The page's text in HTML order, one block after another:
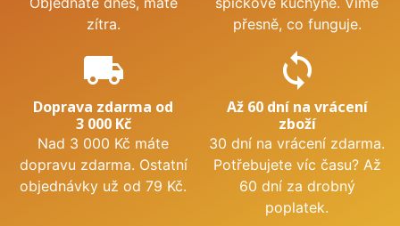
zítra.
přesně, co funguje.
local_shipping
Doprava zdarma od
3 000 Kč
Nad 3 000 Kč máte
dopravu zdarma. Ostatní
objednávky už od 79 Kč.
sync
Až 60 dní na vrácení
zboží
30 dní na vrácení zdarma.
Potřebujete víc času? Až
60 dní za drobný
poplatek.